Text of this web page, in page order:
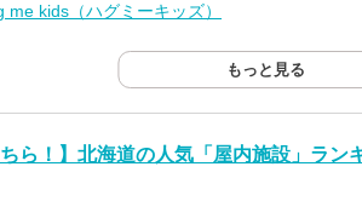
me kids（ハグミーキッズ）
もっと見る
ちら！】北海道の人気「屋内施設」ラン